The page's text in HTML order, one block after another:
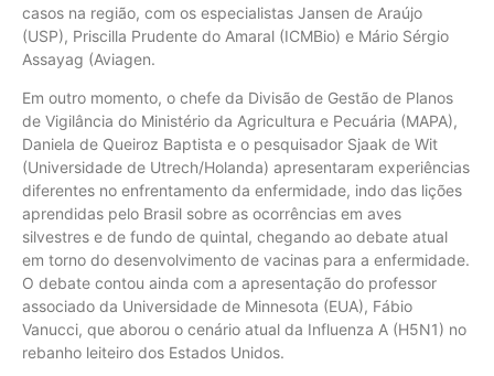
casos na região, com os especialistas Jansen de Araújo
(USP), Priscilla Prudente do Amaral (ICMBio) e Mário Sérgio
Assayag (Aviagen.
Em outro momento, o chefe da Divisão de Gestão de Planos
de Vigilância do Ministério da Agricultura e Pecuária (MAPA),
Daniela de Queiroz Baptista e o pesquisador Sjaak de Wit
(Universidade de Utrech/Holanda) apresentaram experiências
diferentes no enfrentamento da enfermidade, indo das lições
aprendidas pelo Brasil sobre as ocorrências em aves
silvestres e de fundo de quintal, chegando ao debate atual
em torno do desenvolvimento de vacinas para a enfermidade.
O debate contou ainda com a apresentação do professor
associado da Universidade de Minnesota (EUA), Fábio
Vanucci, que aborou o cenário atual da Influenza A (H5N1) no
rebanho leiteiro dos Estados Unidos.